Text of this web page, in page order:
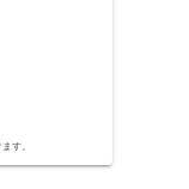
す。